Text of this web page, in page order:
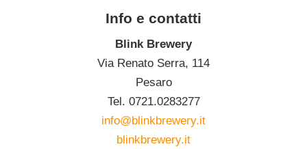
Info e contatti
Blink Brewery
Via Renato Serra, 114
Pesaro
Tel. 0721.0283277
info@blinkbrewery.it
blinkbrewery.it